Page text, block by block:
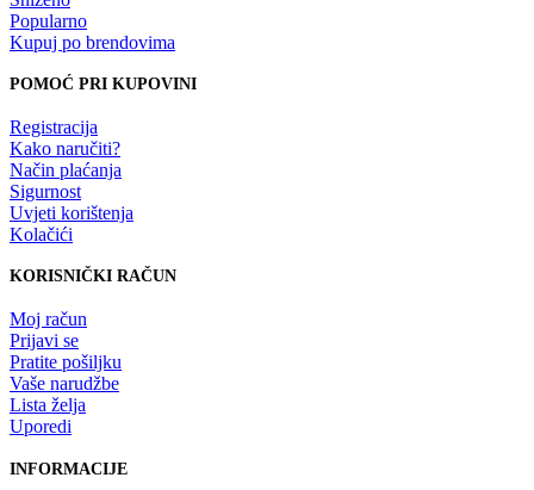
Popularno
Kupuj po brendovima
POMOĆ PRI KUPOVINI
Registracija
Kako naručiti?
Način plaćanja
Sigurnost
Uvjeti korištenja
Kolačići
KORISNIČKI RAČUN
Moj račun
Prijavi se
Pratite pošiljku
Vaše narudžbe
Lista želja
Uporedi
INFORMACIJE